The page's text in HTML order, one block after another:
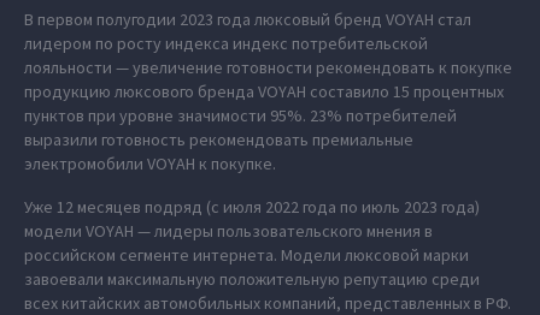
В первом полугодии 2023 года люксовый бренд VOYAH стал
лидером по росту индекса индекс потребительской
лояльности — увеличение готовности рекомендовать к покупке
продукцию люксового бренда VOYAH составило 15 процентных
пунктов при уровне значимости 95%. 23% потребителей
выразили готовность рекомендовать премиальные
электромобили VOYAH к покупке.
Уже 12 месяцев подряд (с июля 2022 года по июль 2023 года)
модели VOYAH — лидеры пользовательского мнения в
российском сегменте интернета. Модели люксовой марки
завоевали максимальную положительную репутацию среди
всех китайских автомобильных компаний, представленных в РФ.